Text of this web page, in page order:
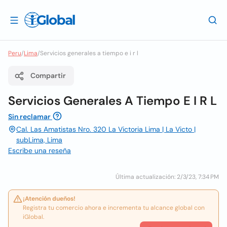
Peru/Lima/Servicios generales a tiempo e i r l
Compartir
Servicios Generales A Tiempo E I R L
Sin reclamar
Cal. Las Amatistas Nro. 320 La Victoria Lima | La Victo |
subLima, Lima
Escribe una reseña
Última actualización: 2/3/23, 7:34 PM
¡Atención dueños!
Registra tu comercio ahora e incrementa tu alcance global con
iGlobal.